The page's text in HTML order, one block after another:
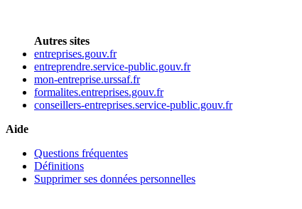
Autres sites
entreprises.gouv.fr
entreprendre.service-public.gouv.fr
mon-entreprise.urssaf.fr
formalites.entreprises.gouv.fr
conseillers-entreprises.service-public.gouv.fr
Aide
Questions fréquentes
Définitions
Supprimer ses données personnelles